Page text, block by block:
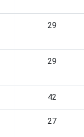
29
29
42
27